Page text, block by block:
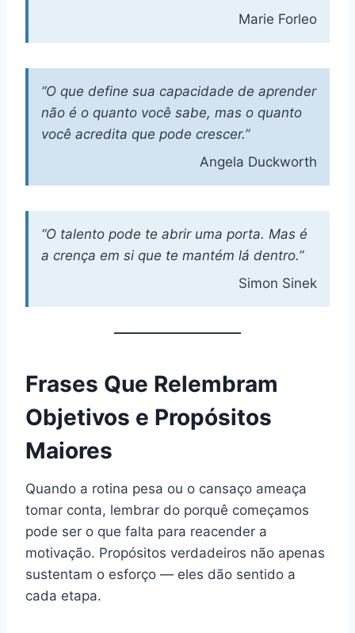
Marie Forleo
“O que define sua capacidade de aprender
não é o quanto você sabe, mas o quanto
você acredita que pode crescer.”
Angela Duckworth
“O talento pode te abrir uma porta. Mas é
a crença em si que te mantém lá dentro.”
Simon Sinek
Frases Que Relembram
Objetivos e Propósitos
Maiores
Quando a rotina pesa ou o cansaço ameaça
tomar conta, lembrar do porquê começamos
pode ser o que falta para reacender a
motivação. Propósitos verdadeiros não apenas
sustentam o esforço — eles dão sentido a
cada etapa.